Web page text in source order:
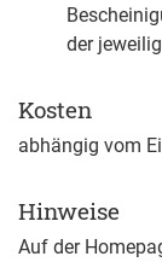
der
Kosten
abhängig vom
Hinweise
Auf der